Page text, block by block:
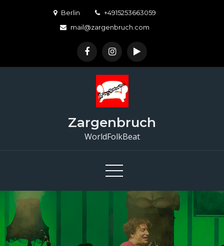
Berlin
+4915253663059
mail@zargenbruch.com
Zargenbruch
WorldFolkBeat